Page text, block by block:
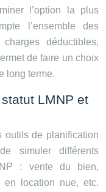
l’option la plus
l’ensemble des
déductibles,
de faire un choix
long terme.
LMNP et
outils de planification
simuler différents
: vente du bien,
en location nue, etc.